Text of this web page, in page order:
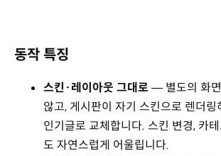
동작 특징
스킨·레이아웃 그대로 — 별도의 화
않고, 게시판이 자기 스킨으로 렌더링
인기글로 교체합니다. 스킨 변경, 카
도 자연스럽게 어울립니다.